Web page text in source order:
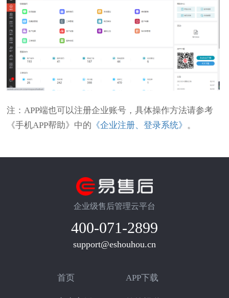
注：APP端也可以注册企业账号，具体操作方法请参考
《手机APP帮助》中的 《企业注册、登录系统》 。
企业级售后管理云平台
400-071-2899
support@eshouhou.cn
首页 APP下载